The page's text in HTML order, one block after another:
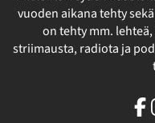
vuoden aikana tehty
on tehty mm.
striimausta, radiota ja